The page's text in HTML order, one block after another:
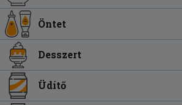
Öntet
Desszert
Üdítő